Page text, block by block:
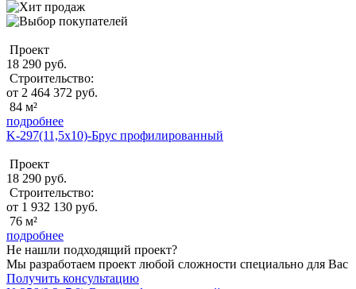
Проект
18 290 руб.
Строительство:
от 2 464 372 руб.
84 м²
подробнее
K-297(11,5x10)-Брус профилированный
Проект
18 290 руб.
Строительство:
от 1 932 130 руб.
76 м²
подробнее
Не нашли подходящий проект?
Мы разработаем проект любой сложности специально для Вас
Получить консультацию